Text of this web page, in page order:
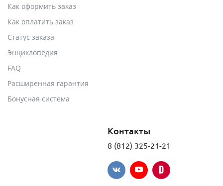
Как оформить заказ
Как оплатить заказ
Статус заказа
Энциклопедия
FAQ
Расширенная гарантия
Бонусная система
Контакты
8 (812) 325-21-21